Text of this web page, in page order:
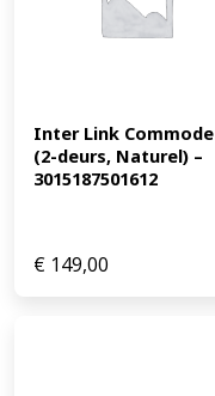
Inter Link Commode
(2-deurs, Naturel) –
3015187501612
€ 149,00